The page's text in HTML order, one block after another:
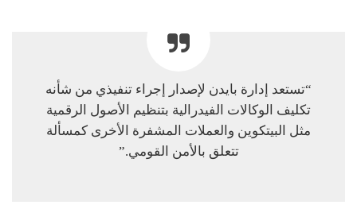
“تستعد إدارة بايدن لإصدار إجراء تنفيذي من شأنه
تكليف الوكالات الفيدرالية بتنظيم الأصول الرقمية
مثل البيتكوين والعملات المشفرة الأخرى كمسألة
تتعلق بالأمن القومي.”